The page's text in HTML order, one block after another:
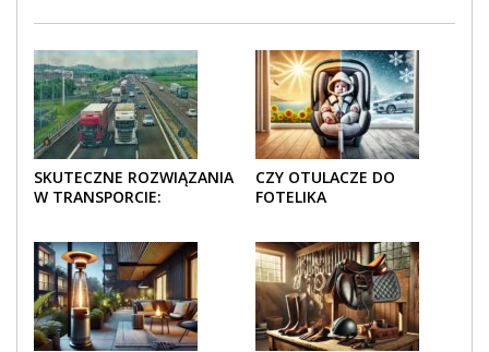
SKUTECZNE ROZWIĄZANIA
W TRANSPORCIE:
CZY OTULACZE DO
FOTELIKA
ZIMĄ?